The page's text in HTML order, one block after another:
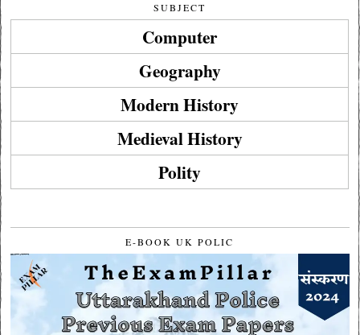
SUBJECT
Computer
Geography
Modern History
Medieval History
Polity
E-BOOK UK POLIC